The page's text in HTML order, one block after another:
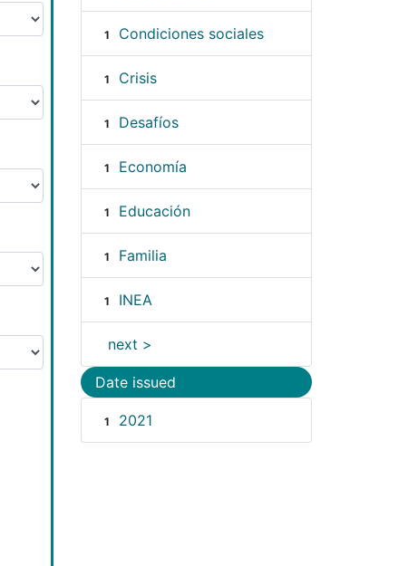
1 Condiciones sociales
1 Crisis
1 Desafíos
1 Economía
1 Educación
1 Familia
1 INEA
next >
Date issued
1 2021